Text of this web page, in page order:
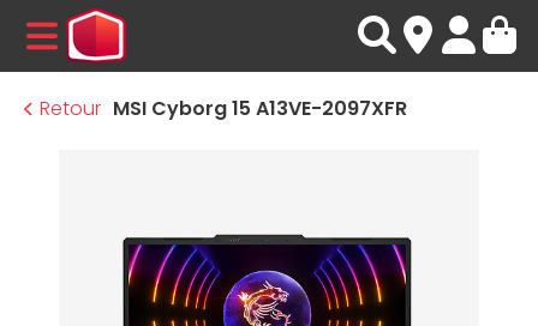
MENU
Retour MSI Cyborg 15 A13VE-2097XFR